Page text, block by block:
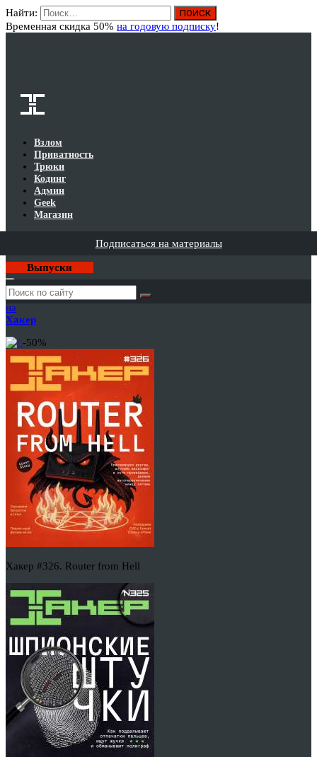
Найти:
Временная скидка 50% на годовую подписку!
Взлом
Приватность
Трюки
Кодинг
Админ
Geek
Магазин
Подписаться на материалы
Выпуски
Годовая
подписка
на
Хакер
-50%
Хакер #326. Router from Hell